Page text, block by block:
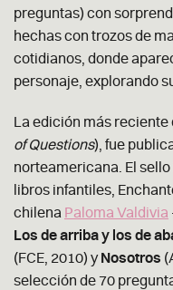
preguntas) con
hechas con trozos de
cotidianos, donde
personaje, explorando
La edición más reciente
of Questions), fue
norteamericana. El
libros infantiles,
chilena Paloma Valdivia
Los de arriba y los de
(FCE, 2010) y Nosotros
selección de 70